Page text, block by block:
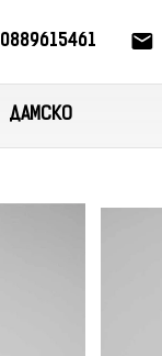
0889615461
ДАМСКО